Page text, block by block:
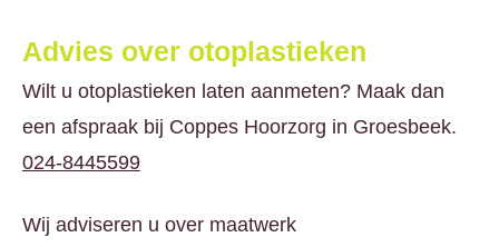
Advies over otoplastieken
Wilt u otoplastieken laten aanmeten? Maak dan
een afspraak bij Coppes Hoorzorg in Groesbeek.
024-8445599
Wij adviseren u over maatwerk